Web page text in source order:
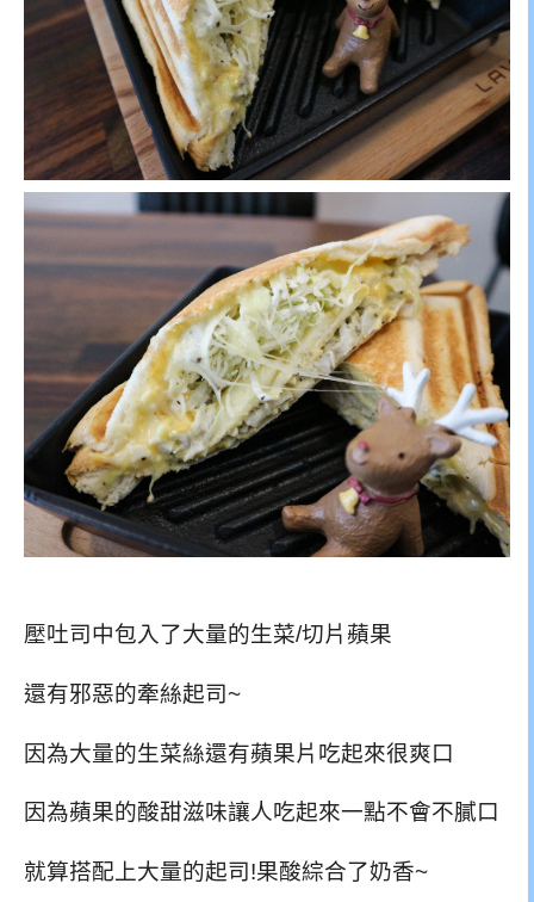
壓吐司中包入了大量的生菜/切片蘋果
還有邪惡的牽絲起司~
因為大量的生菜絲還有蘋果片吃起來很爽口
因為蘋果的酸甜滋味讓人吃起來一點不會不膩口
就算搭配上大量的起司!果酸綜合了奶香~